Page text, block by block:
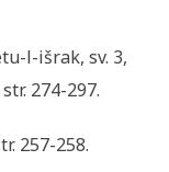
l-išrak, sv. 3,
274-297.
257-258.